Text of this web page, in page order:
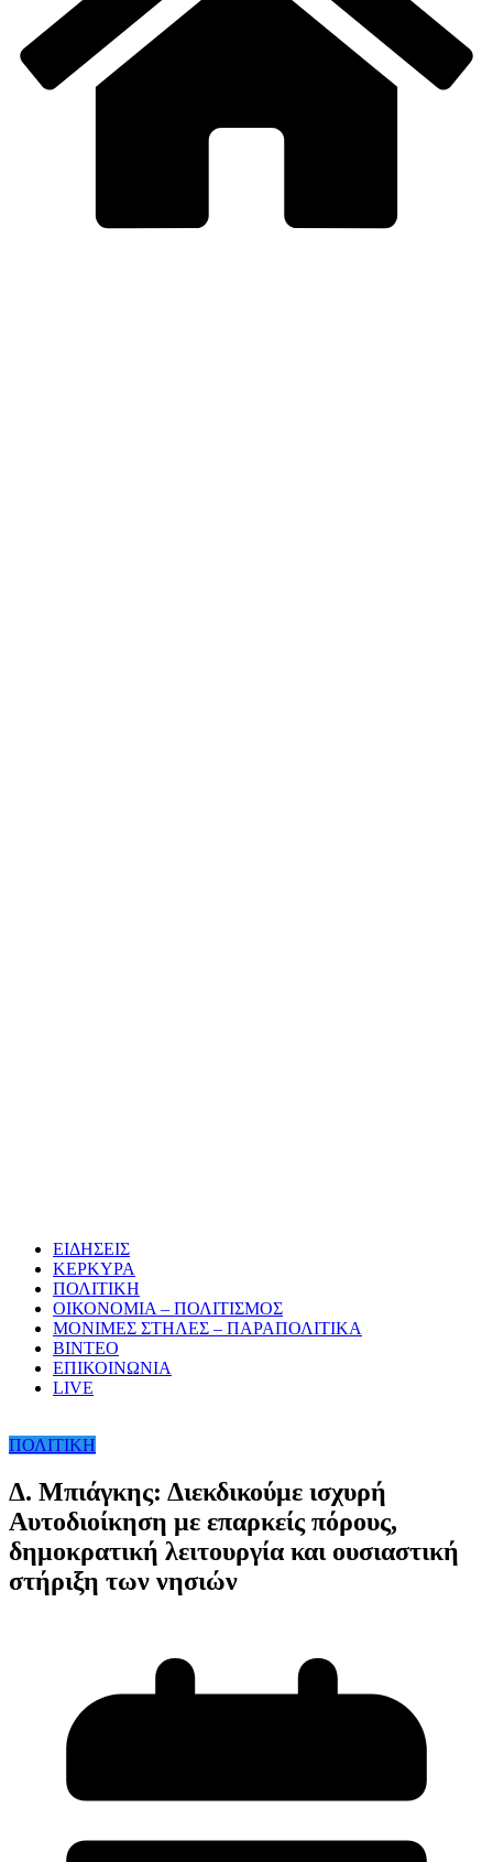
ΕΙΔΗΣΕΙΣ
ΚΕΡΚΥΡΑ
ΠΟΛΙΤΙΚΗ
ΟΙΚΟΝΟΜΙΑ – ΠΟΛΙΤΙΣΜΟΣ
ΜΟΝΙΜΕΣ ΣΤΗΛΕΣ – ΠΑΡΑΠΟΛΙΤΙΚΑ
ΒΙΝΤΕΟ
ΕΠΙΚΟΙΝΩΝΙΑ
LIVE
ΠΟΛΙΤΙΚΗ
Δ. Μπιάγκης: Διεκδικούμε ισχυρή
Αυτοδιοίκηση με επαρκείς πόρους,
δημοκρατική λειτουργία και ουσιαστική
στήριξη των νησιών